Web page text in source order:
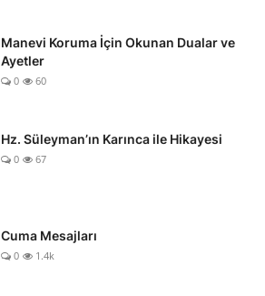
Manevi Koruma İçin Okunan Dualar ve
Ayetler
0 60
Hz. Süleyman’ın Karınca ile Hikayesi
0 67
Cuma Mesajları
0 1.4k